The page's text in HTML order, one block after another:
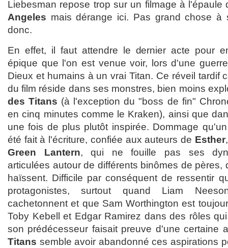
Liebesman repose trop sur un filmage à
Angeles mais dérange ici. Pas grand chose à
donc.
En effet, il faut attendre le dernier acte pour
épique que l'on est venue voir, lors d'une
Dieux et humains à un vrai Titan. Ce réveil tardif
du film réside dans ses monstres, bien moins
des Titans (à l'exception du "boss de fin"
en cinq minutes comme le Kraken), ainsi que
une fois de plus plutôt inspirée. Dommage
été fait à l'écriture, confiée aux auteurs de Esther
Green Lantern, qui ne fouille pas ses
articulées autour de différents binômes de pères,
haïssent. Difficile par conséquent de ressentir
protagonistes, surtout quand Liam
cachetonnent et que Sam Worthington est
Toby Kebell et Edgar Ramirez dans des rôles
son prédécesseur faisait preuve d'une certaine
Titans semble avoir abandonné ces aspirations